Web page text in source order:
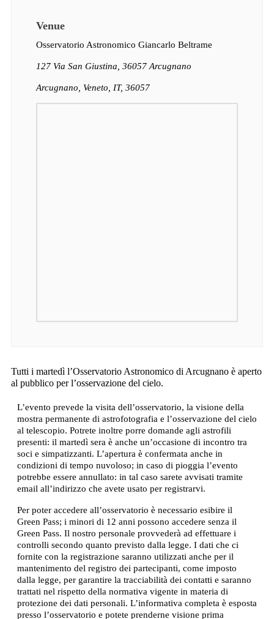
Venue
Osservatorio Astronomico Giancarlo Beltrame
127 Via San Giustina, 36057 Arcugnano
Arcugnano, Veneto, IT, 36057
Tutti i martedì l’Osservatorio Astronomico di Arcugnano è aperto
al pubblico per l’osservazione del cielo.
L’evento prevede la visita dell’osservatorio, la visione della
mostra permanente di astrofotografia e l’osservazione del cielo
al telescopio. Potrete inoltre porre domande agli astrofili
presenti: il martedì sera è anche un’occasione di incontro tra
soci e simpatizzanti. L’apertura è confermata anche in
condizioni di tempo nuvoloso; in caso di pioggia l’evento
potrebbe essere annullato: in tal caso sarete avvisati tramite
email all’indirizzo che avete usato per registrarvi.
Per poter accedere all’osservatorio è necessario esibire il
Green Pass; i minori di 12 anni possono accedere senza il
Green Pass. Il nostro personale provvederà ad effettuare i
controlli secondo quanto previsto dalla legge. I dati che ci
fornite con la registrazione saranno utilizzati anche per il
mantenimento del registro dei partecipanti, come imposto
dalla legge, per garantire la tracciabilità dei contatti e saranno
trattati nel rispetto della normativa vigente in materia di
protezione dei dati personali. L’informativa completa è esposta
presso l’osservatorio e potete prenderne visione prima